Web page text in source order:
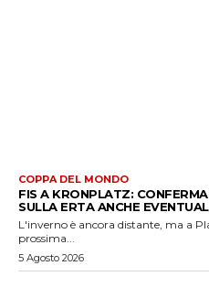
COPPA DEL MONDO
FIS A KRONPLATZ:
SULLA ERTA ANCHE
L'inverno è ancora distante, ma a
prossima...
5 Agosto 2026